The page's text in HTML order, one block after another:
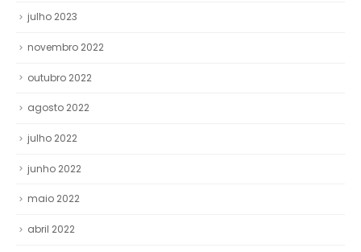
julho 2023
novembro 2022
outubro 2022
agosto 2022
julho 2022
junho 2022
maio 2022
abril 2022